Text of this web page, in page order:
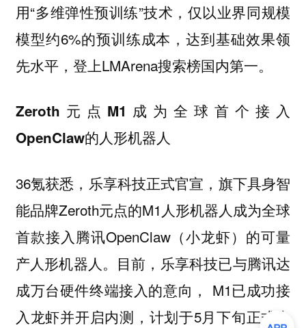
用“多维弹性预训练”技术，仅以业界同规模
模型约6%的预训练成本，达到基础效果领
先水平，登上LMArena搜索榜国内第一。
Zeroth元点M1成为全球首个接入
OpenClaw的人形机器人
36氪获悉，乐享科技正式官宣，旗下具身智
能品牌Zeroth元点的M1人形机器人成为全球
首款接入腾讯OpenClaw（小龙虾）的可量
产人形机器人。目前，乐享科技已与腾讯达
成万台硬件终端接入的意向， M1已成功接
入龙虾并开启内测，计划于5月下旬正式上